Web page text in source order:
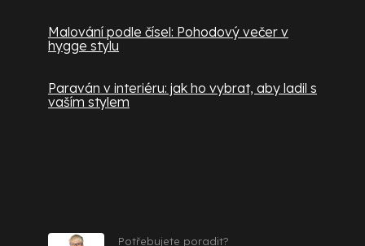
Malování podle čísel: Pohodový večer v
hygge stylu
Paraván v interiéru: jak ho vybrat, aby ladil s
vaším stylem
Potřebujete poradit?